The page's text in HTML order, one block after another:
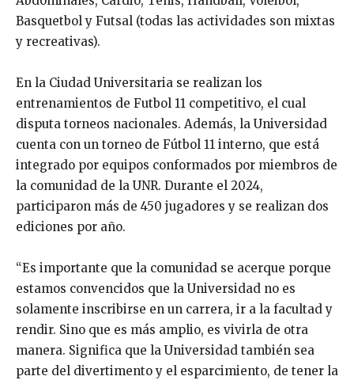
Basquetbol y Futsal (todas las actividades son mixtas
y recreativas).
En la Ciudad Universitaria se realizan los
entrenamientos de Futbol 11 competitivo, el cual
disputa torneos nacionales. Además, la Universidad
cuenta con un torneo de Fútbol 11 interno, que está
integrado por equipos conformados por miembros de
la comunidad de la UNR. Durante el 2024,
participaron más de 450 jugadores y se realizan dos
ediciones por año.
“Es importante que la comunidad se acerque porque
estamos convencidos que la Universidad no es
solamente inscribirse en un carrera, ir a la facultad y
rendir. Sino que es más amplio, es vivirla de otra
manera. Significa que la Universidad también sea
parte del divertimento y el esparcimiento, de tener la